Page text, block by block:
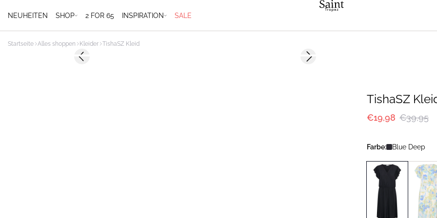
NEUHEITEN SHOP 2 FOR 65 INSPIRATION SALE
Startseite Alles shoppen Kleider TishaSZ Kleid
-50%Previous slide Next slide
TishaSZ
€19,98 €39,95
Farbe: Blue Deep